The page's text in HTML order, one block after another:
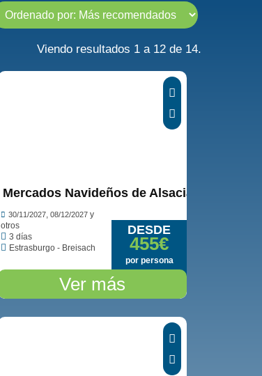
Viendo resultados 1 a 12 de 14.
DESDE
455€
por persona
Mercados Navideños de Alsacia en crucero
30/11/2027 ,08/12/2027 y
otros
3 días
Estrasburgo - Breisach
Ver más